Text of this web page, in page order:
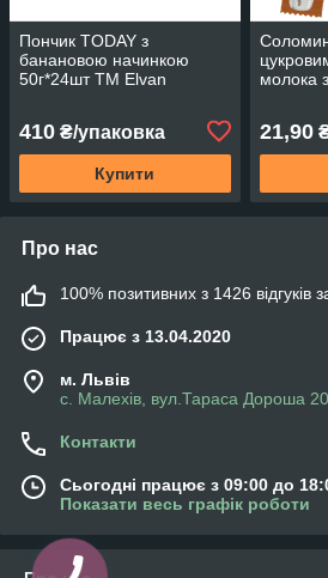
Пончик TODAY з
банановою начинкою
50г*24шт ТМ Elvan
410 ₴/упаковка
Купити
молока
21,90
Про нас
100% позитивних з 1426 відгуків
Працює з 13.04.2020
м. Львів
с. Малехів, вул.Тараса Дороша
Контакти
Сьогодні працює з 09:00 до
Показати весь графік роботи